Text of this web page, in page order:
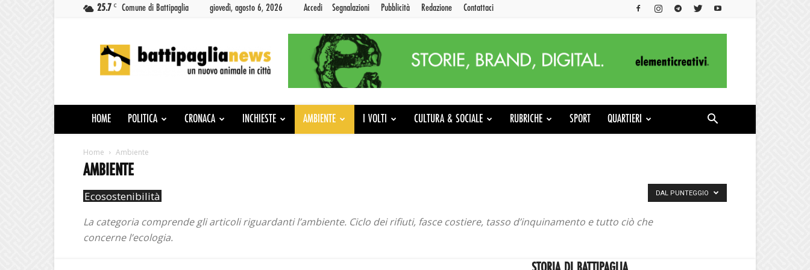
25.7 C Comune di Battipaglia giovedì, agosto 6, 2026 Accedi Segnalazioni Pubblicità Redazione Contattaci
News
HOME POLITICA CRONACA INCHIESTE AMBIENTE I VOLTI CULTURA & SOCIALE RUBRICHE SPORT QUARTIERI
Home Ambiente
AMBIENTE
Ecosostenibilità
La categoria comprende gli articoli riguardanti l’ambiente. Ciclo dei rifiuti, fasce costiere, tasso d’inquinamento e tutto ciò che
concerne l’ecologia.
DAL PUNTEGGIO